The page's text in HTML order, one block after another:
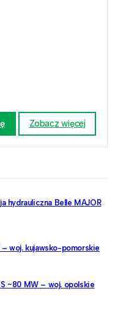
Zobacz więcej
hydrauliczna Belle MAJOR
woj. kujawsko-pomorskie
~80 MW – woj. opolskie